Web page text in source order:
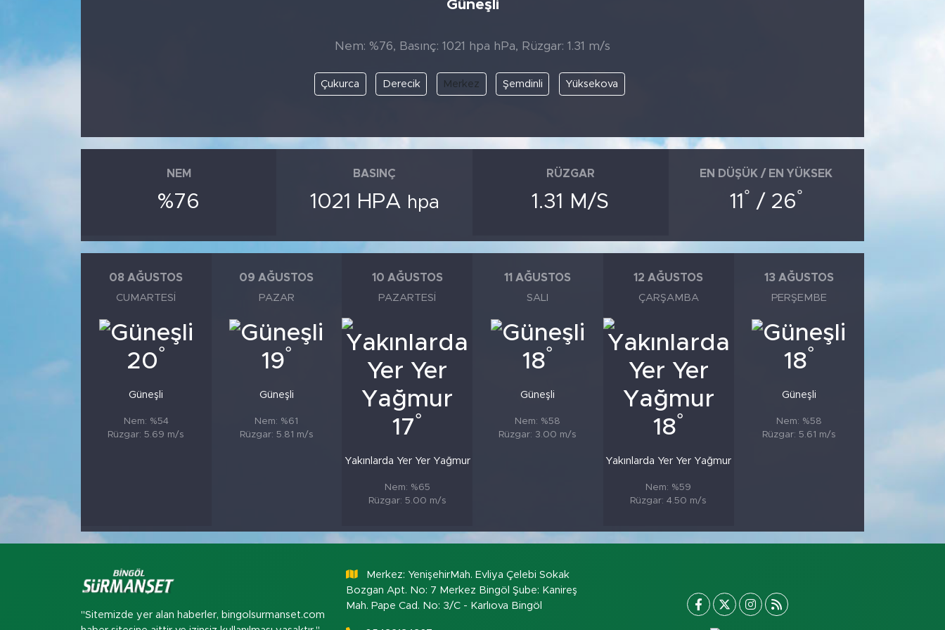
Güneşli
Nem: %76, Basınç: 1021 hpa hPa, Rüzgar: 1.31 m/s
Çukurca Derecik Merkez Şemdinli Yüksekova
NEM
%76
BASINÇ
1021 HPA hpa
RÜZGAR
1.31 M/S
EN DÜŞÜK / EN YÜKSEK
11 ° / 26°
08 AĞUSTOS
CUMARTESI
20°
Güneşli
Nem: %54
Rüzgar: 5.69 m/s
09 AĞUSTOS
PAZAR
19°
Güneşli
Nem: %61
Rüzgar: 5.81 m/s
10 AĞUSTOS
PAZARTESI
17°
Yakınlarda Yer Yer Yağmur
Nem: %65
Rüzgar: 5.00 m/s
11 AĞUSTOS
SALI
18°
Güneşli
Nem: %58
Rüzgar: 3.00 m/s
12 AĞUSTOS
ÇARŞAMBA
18°
Yakınlarda Yer Yer Yağmur
Nem: %59
Rüzgar: 4.50 m/s
13 AĞUSTOS
PERŞEMBE
18°
Güneşli
Nem: %58
Rüzgar: 5.61 m/s
"Sitemizde yer alan haberler, bingolsurmanset.com
Merkez: YenişehirMah. Evliya Çelebi Sokak
Bozgan Apt. No: 7 Merkez Bingöl Şube: Kanireş
Mah. Pape Cad. No: 3/C - Karlıova Bingöl
Yaşam
Tavz Der
Bingöl Kaza Haberleri